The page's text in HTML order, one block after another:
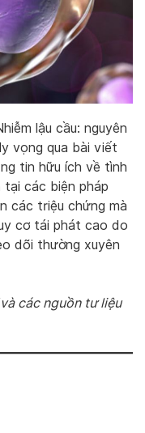
lậu cầu: nguyên
vọng qua bài viết
tin hữu ích về tình
tại các biện pháp
các triệu chứng mà
cơ tái phát cao do
dõi thường xuyên
các nguồn tư liệu